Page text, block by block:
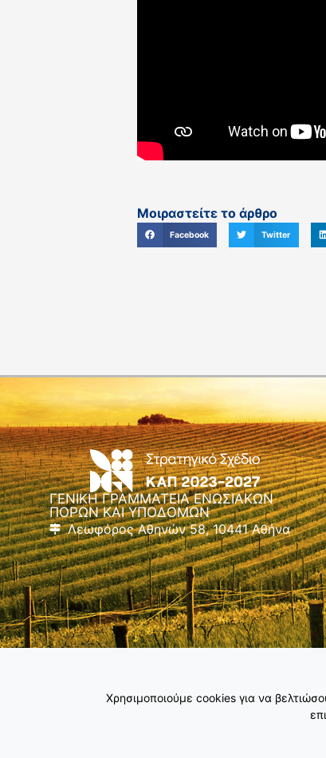
Μοιραστείτε το άρθρο
Facebook Twitter
ΓΕΝΙΚΗ ΓΡΑΜΜΑΤΕΙΑ ΕΝΩΣΙΑΚΩΝ
ΠΟΡΩΝ ΚΑΙ ΥΠΟΔΟΜΩΝ
Λεωφόρος Αθηνών 58, 10441 Αθήνα
Χρησιμοποιούμε cookies για να